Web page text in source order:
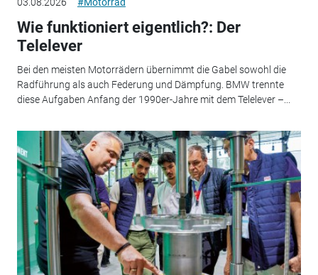
Wie funktioniert eigentlich?: Der
Telelever
Bei den meisten Motorrädern übernimmt die Gabel sowohl die
Radführung als auch Federung und Dämpfung. BMW trennte
diese Aufgaben Anfang der 1990er-Jahre mit dem Telelever –...